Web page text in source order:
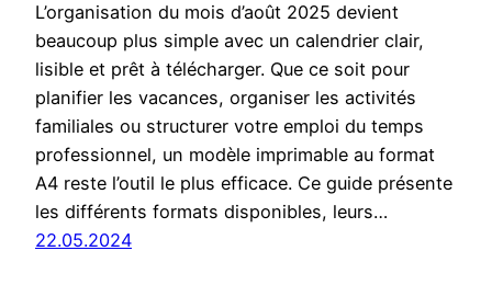
L’organisation du mois d’août 2025 devient
beaucoup plus simple avec un calendrier clair,
lisible et prêt à télécharger. Que ce soit pour
planifier les vacances, organiser les activités
familiales ou structurer votre emploi du temps
professionnel, un modèle imprimable au format
A4 reste l’outil le plus efficace. Ce guide présente
les différents formats disponibles, leurs…
22.05.2024